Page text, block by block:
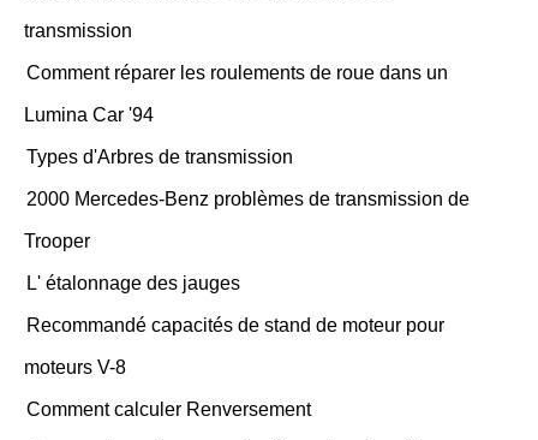
transmission
Comment réparer les roulements de roue dans un
Lumina Car '94
Types d'Arbres de transmission
2000 Mercedes-Benz problèmes de transmission de
Trooper
L' étalonnage des jauges
Recommandé capacités de stand de moteur pour
moteurs V-8
Comment calculer Renversement